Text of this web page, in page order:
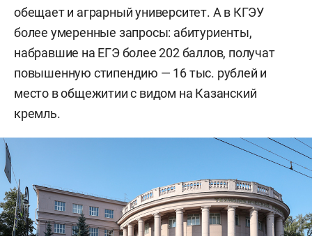
обещает и аграрный университет. А в КГЭУ
более умеренные запросы: абитуриенты,
набравшие на ЕГЭ более 202 баллов, получат
повышенную стипендию — 16 тыс. рублей и
место в общежитии с видом на Казанский
кремль.